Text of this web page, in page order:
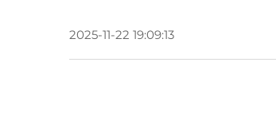
2025-11-22 19:09:13